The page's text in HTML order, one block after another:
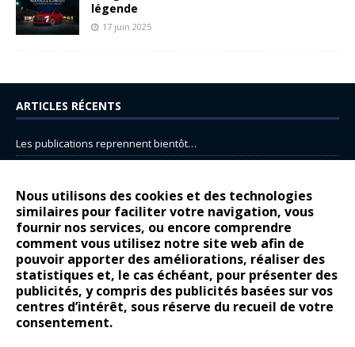
Nous utilisons des cookies et des technologies
similaires pour faciliter votre navigation, vous
fournir nos services, ou encore comprendre
comment vous utilisez notre site web afin de
pouvoir apporter des améliorations, réaliser des
statistiques et, le cas échéant, pour présenter des
publicités, y compris des publicités basées sur vos
centres d’intérêt, sous réserve du recueil de votre
consentement.
légende
17 juin 2025
ARTICLES RÉCENTS
Les publications reprennent bientôt…
14 juillet : nouveau film de marque pour Citroën
Renault Espace : voyage, voyage…
Peugeot E-208 GTi : naissance d’une légende
COMMENTAIRES RÉCENTS
Bernard DardartdansDacia Sandero : pour les gens vrais